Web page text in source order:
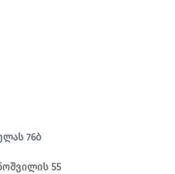
76ბ
55